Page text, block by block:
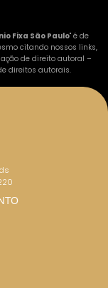
Fixa São Paulo" é de
citando nossos links,
de direito autoral –
direitos autorais.